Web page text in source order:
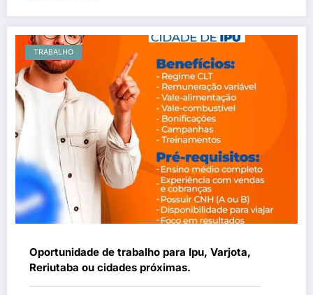
TRABALHO
Oportunidade de trabalho para Ipu, Varjota,
Reriutaba ou cidades próximas.